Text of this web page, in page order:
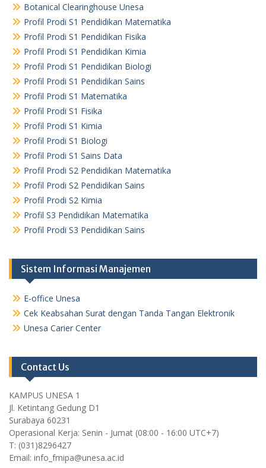
Botanical Clearinghouse Unesa
Profil Prodi S1 Pendidikan Matematika
Profil Prodi S1 Pendidikan Fisika
Profil Prodi S1 Pendidikan Kimia
Profil Prodi S1 Pendidikan Biologi
Profil Prodi S1 Pendidikan Sains
Profil Prodi S1 Matematika
Profil Prodi S1 Fisika
Profil Prodi S1 Kimia
Profil Prodi S1 Biologi
Profil Prodi S1 Sains Data
Profil Prodi S2 Pendidikan Matematika
Profil Prodi S2 Pendidikan Sains
Profil Prodi S2 Kimia
Profil S3 Pendidikan Matematika
Profil Prodi S3 Pendidikan Sains
Sistem Informasi Manajemen
E-office Unesa
Cek Keabsahan Surat dengan Tanda Tangan Elektronik
Unesa Carier Center
Contact Us
KAMPUS UNESA 1
Jl. Ketintang Gedung D1
Surabaya 60231
Operasional Kerja: Senin - Jumat (08:00 - 16:00 UTC+7)
T: (031)8296427
Email: info_fmipa@unesa.ac.id